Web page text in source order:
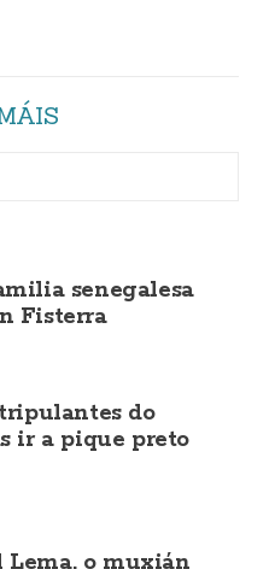
senegalesa
Fisterra
do
ir a pique preto